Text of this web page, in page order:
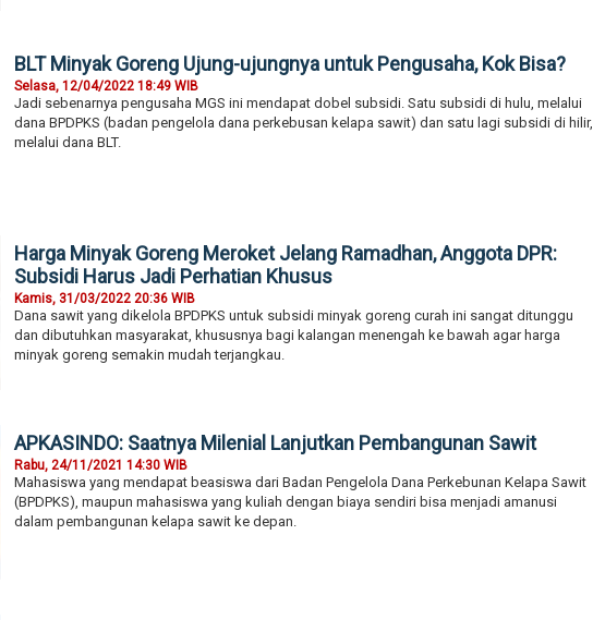
BLT Minyak Goreng Ujung-ujungnya untuk Pengusaha, Kok Bisa?
Selasa, 12/04/2022 18:49 WIB
Jadi sebenarnya pengusaha MGS ini mendapat dobel subsidi. Satu subsidi di hulu, melalui
dana BPDPKS (badan pengelola dana perkebusan kelapa sawit) dan satu lagi subsidi di hilir,
melalui dana BLT.
Harga Minyak Goreng Meroket Jelang Ramadhan, Anggota DPR:
Subsidi Harus Jadi Perhatian Khusus
Kamis, 31/03/2022 20:36 WIB
Dana sawit yang dikelola BPDPKS untuk subsidi minyak goreng curah ini sangat ditunggu
dan dibutuhkan masyarakat, khususnya bagi kalangan menengah ke bawah agar harga
minyak goreng semakin mudah terjangkau.
APKASINDO: Saatnya Milenial Lanjutkan Pembangunan Sawit
Rabu, 24/11/2021 14:30 WIB
Mahasiswa yang mendapat beasiswa dari Badan Pengelola Dana Perkebunan Kelapa Sawit
(BPDPKS), maupun mahasiswa yang kuliah dengan biaya sendiri bisa menjadi amanusi
dalam pembangunan kelapa sawit ke depan.